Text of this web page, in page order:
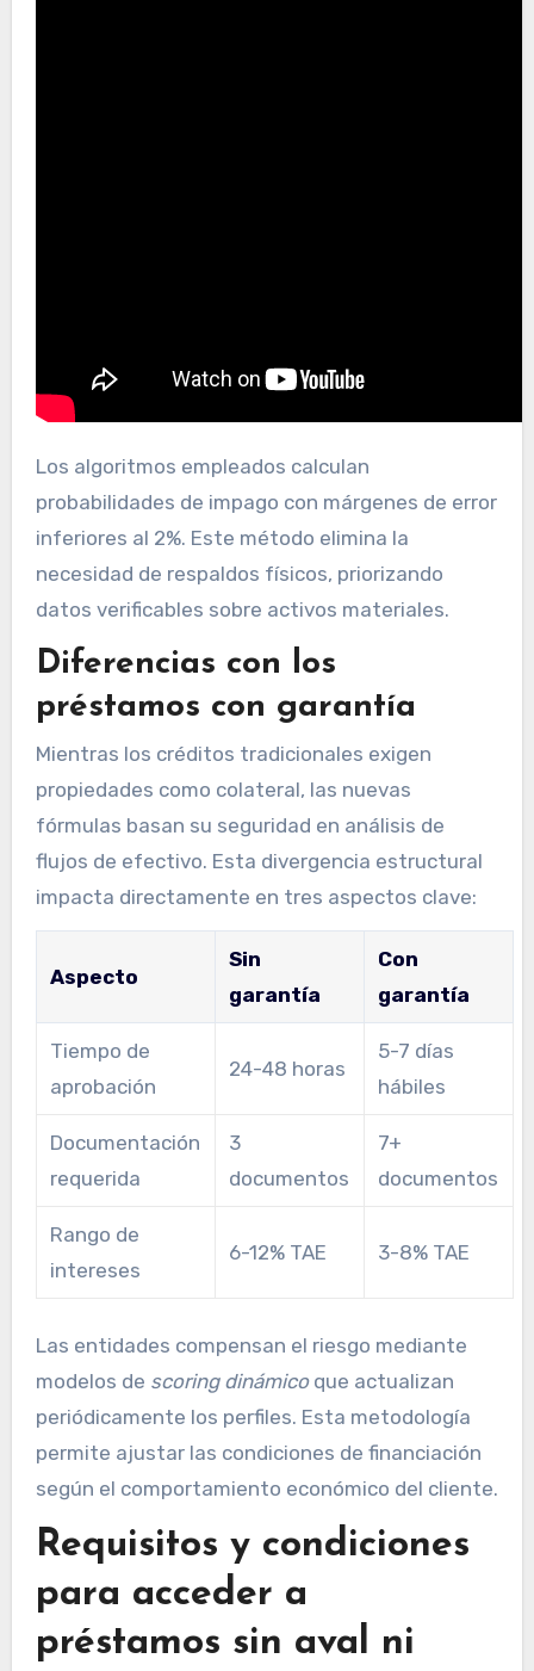
Los algoritmos empleados calculan
probabilidades de impago con márgenes de error
inferiores al 2%. Este método elimina la
necesidad de respaldos físicos, priorizando
datos verificables sobre activos materiales.
Diferencias con los
préstamos con garantía
Mientras los créditos tradicionales exigen
propiedades como colateral, las nuevas
fórmulas basan su seguridad en análisis de
flujos de efectivo. Esta divergencia estructural
impacta directamente en tres aspectos clave:
Aspecto
Sin
garantía
Con
garantía
Tiempo de
aprobación
24-48 horas
5-7 días
hábiles
Documentación
requerida
3
documentos
7+
documentos
Rango de
intereses
6-12% TAE 3-8% TAE
Las entidades compensan el riesgo mediante
modelos de scoring dinámicoque actualizan
periódicamente los perfiles. Esta metodología
permite ajustar las condiciones de financiación
según el comportamiento económico del cliente.
Requisitos y condiciones
para acceder a
préstamos sin aval ni